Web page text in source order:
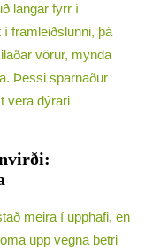
langar fyrr í
framleiðslunni, þá
vörur, mynda
Þessi sparnaður
vera dýrari
meira í upphafi, en
upp vegna betri